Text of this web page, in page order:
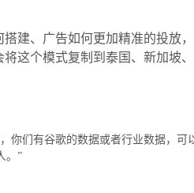
搭建、广告如何更加精准的投放
这个模式复制到泰国、新加坡
你们有谷歌的数据或者行业数据，
。”